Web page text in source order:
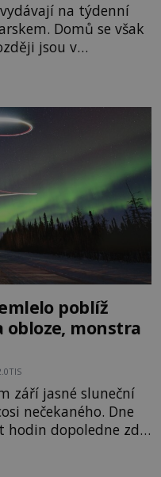
na týdenní
Domů se však
nalezeny jejich
se jen obtížně slučují
nebo někdo, koho
poblíž
obloze, monstra
září jasné sluneční
nečekaného. Dne
hodin dopoledne zde
doloženému